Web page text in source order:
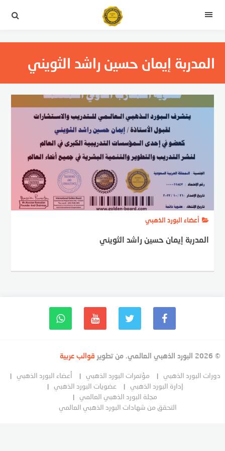
المدربة إيمان حسين راشد الثويني
أعضاء البورد الذهبي
المدربة إيمان حسين راشد الثويني
© 2026 البورد الذهبي العالمي. من تطوير قوالب عربية
دورات البورد الذهبي مؤتمرات البورد الذهبي
أعضاء البورد الذهبي
إدارة البورد الذهبي
عضويات البورد الذهبي
مجلة البورد الذهبي العالمي
التحقق من شهادات البورد الذهبي العالمي